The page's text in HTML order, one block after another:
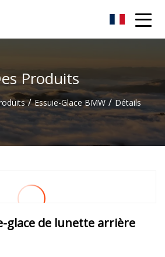
Produits
/ Essuie-Glace BMW / Détails
glace de lunette arrière